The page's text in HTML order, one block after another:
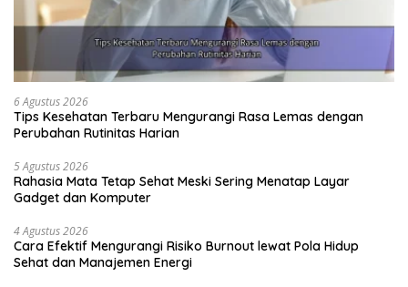
6 Agustus 2026
Tips Kesehatan Terbaru Mengurangi Rasa Lemas dengan
Perubahan Rutinitas Harian
5 Agustus 2026
Rahasia Mata Tetap Sehat Meski Sering Menatap Layar
Gadget dan Komputer
4 Agustus 2026
Cara Efektif Mengurangi Risiko Burnout lewat Pola Hidup
Sehat dan Manajemen Energi